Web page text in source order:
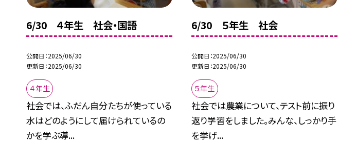
6/30 ４年生 社会・国語
公開日 2025/06/30
更新日 2025/06/30
４年生
社会では、ふだん自分たちが使っている
水はどのようにして届けられているの
かを学ぶ導...
6/30 ５年生 社会
公開日 2025/06/30
更新日 2025/06/30
５年生
社会では農業について、テスト前に振り
返り学習をしました。みんな、しっかり手
を挙げ...